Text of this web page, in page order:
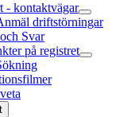
- kontaktvägar
driftstörningar
Svar
på registret